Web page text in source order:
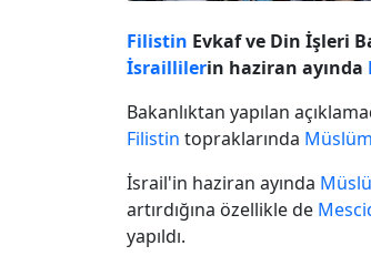
Filistin Evkaf ve Din İşleri
İsraillilerin haziran ayında
Bakanlıktan yapılan
Filistin topraklarında
İsrail'in haziran ayında
artırdığına özellikle de
yapıldı.